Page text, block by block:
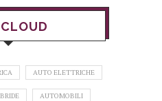
AUTO ELETTRICHE
AUTOMOBILI